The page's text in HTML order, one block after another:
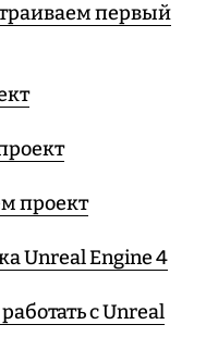
первый
проект
Unreal Engine 4
с Unreal